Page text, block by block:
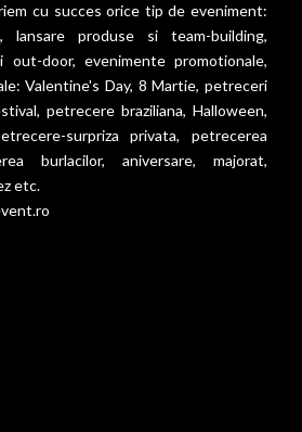
cu succes orice tip de eveniment:
lansare produse si team-building,
out-door, evenimente promotionale,
Valentine's Day, 8 Martie, petreceri
petrecere braziliana, Halloween,
surpriza privata, petrecerea
burlacilor, aniversare, majorat,
etc.